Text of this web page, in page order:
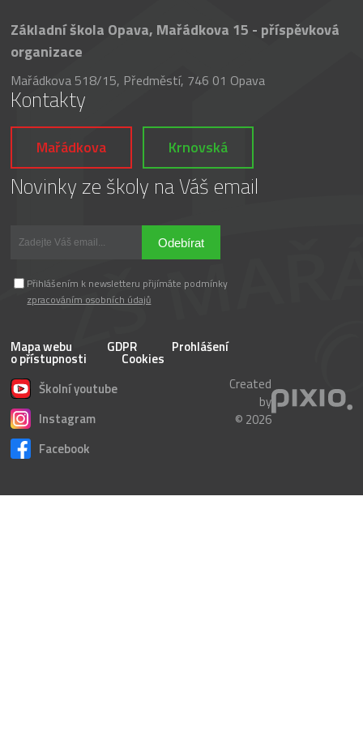
Základní škola Opava, Mařádkova 15 - příspěvková
organizace
Mařádkova 518/15, Předměstí, 746 01 Opava
Kontakty
Mařádkova Krnovská
Novinky ze školy na Váš email
Odebírat
Přihlášením k newsletteru přijímáte podmínky
zpracováním osobních údajů
Mapa webu GDPR Prohlášení
o přístupnosti
Cookies
Školní youtube
Instagram
Facebook
Created
by
© 2026